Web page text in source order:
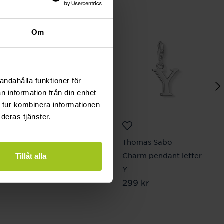
Om
funktioner för
information från din enhet
kombinera informationen
tjänster.
Tillåt alla
Thomas Sabo
Bead obsidian matt
Pris:199 kr
199 kr
Thomas Sabo
Charm pendant letter
Y
Pris:299 kr
299 kr